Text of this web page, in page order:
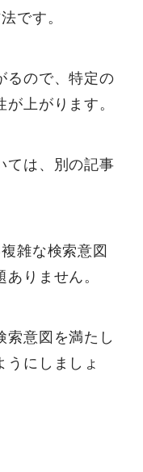
です。
るので、特定の
上がります。
ては、別の記事
雑な検索意図
りません。
索意図を満たし
うにしましょ